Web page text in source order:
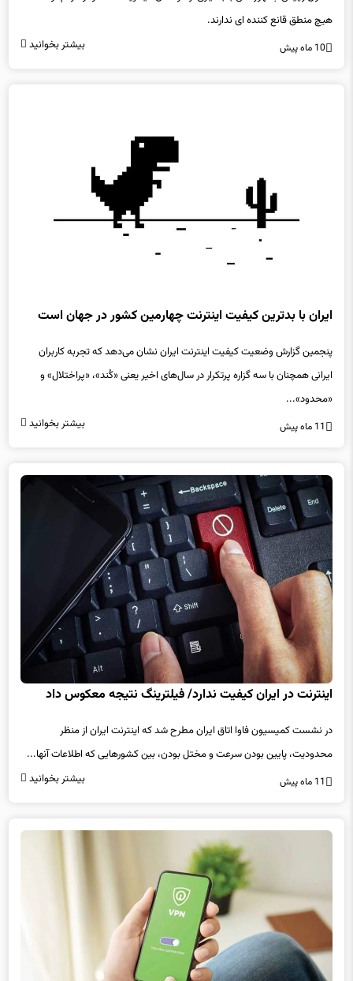
10 ماه پیش
ایرانی همچنان با سه گزاره پرتکرار در سال‌های اخیر یعنی «کُند»، «پراختلال» و
«محدود»...
11 ماه پیش
اینترنت در ایران کیفیت ندارد/ فیلترینگ نتیجه معکوس داد
در نشست کمیسیون فاوا اتاق ایران مطرح شد که اینترنت ایران از منظر
محدودیت، پایین بودن سرعت و مختل بودن، بین کشورهایی که اطلاعات آنها...
11 ماه پیش بیشتر بخوانید